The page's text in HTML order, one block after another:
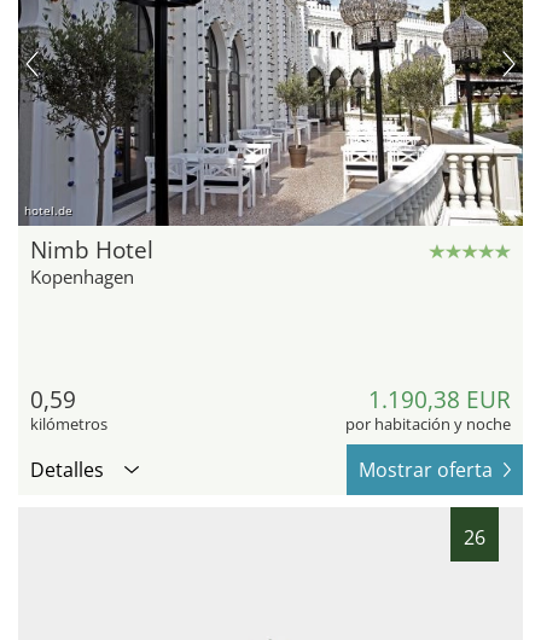
hotel.de
Nimb Hotel
Kopenhagen
0,59
kilómetros
1.190,38 EUR
por habitación y noche
Detalles Mostrar oferta
26